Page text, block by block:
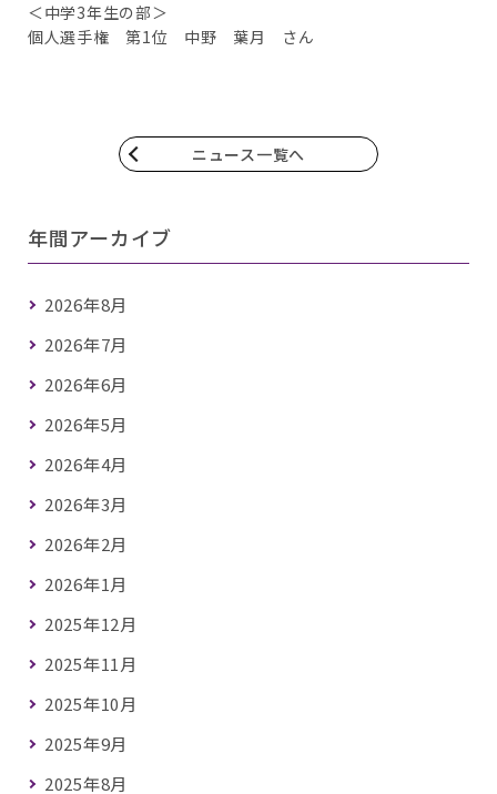
＜中学3年生の部＞
個人選手権 第1位 中野 葉月 さん
ニュース一覧へ
年間アーカイブ
2026年8月
2026年7月
2026年6月
2026年5月
2026年4月
2026年3月
2026年2月
2026年1月
2025年12月
2025年11月
2025年10月
2025年9月
2025年8月